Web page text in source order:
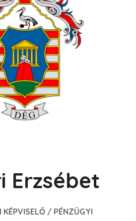
Erzsébet
KÉPVISELŐ / PÉNZÜGYI